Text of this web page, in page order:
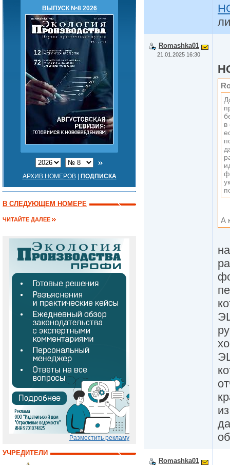
ВЫПУСК №8 2026
АРХИВ НОМЕРОВ| ПОДПИСКА
В СЛЕДУЮЩЕМ НОМЕРЕ
ЧИТАЙТЕ ДАЛЕЕ
Разместить рекламу
УЧРЕДИТЕЛИ
Romashka01
21.01.2025 16:30
в
А
Romashka01